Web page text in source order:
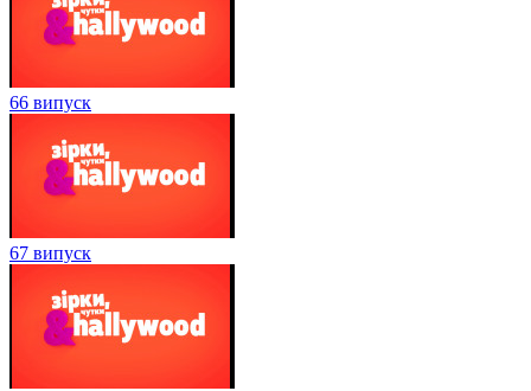
66 випуск
67 випуск